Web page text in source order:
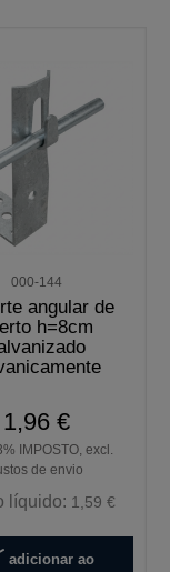
000-144
angular de
h=8cm
1,96 €
IMPOSTO, excl.
de envio
líquido: 1,59 €
adicionar ao